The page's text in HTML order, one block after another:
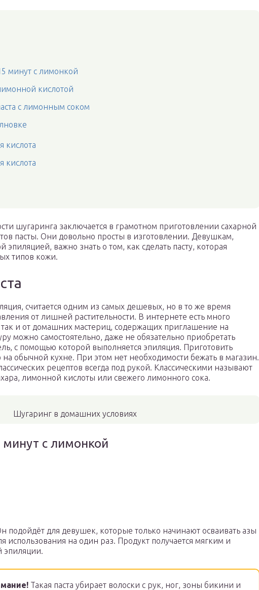
минут с лимонкой
кислотой
с лимонным соком
кислота
кислота
шугаринга заключается в грамотном приготовлении сахарной
пасты. Они довольно просты в изготовлении. Девушкам,
важно знать о том, как сделать пасту, которая
типов кожи.
считается одним из самых дешевых, но в то же время
от лишней растительности. В интернете есть много
так и от домашних мастериц, содержащих приглашение на
можно самостоятельно, даже не обязательно приобретать
с помощью которой выполняется эпиляция. Приготовить
на обычной кухне. При этом нет необходимости бежать в магазин.
рецептов всегда под рукой. Классическими называют
лимонной кислоты или свежего лимонного сока.
Шугаринг в домашних условиях
минут с лимонкой
подойдёт для девушек, которые только начинают осваивать азы
использования на один раз. Продукт получается мягким и
эпиляции.
Такая паста убирает волоски с рук, ног, зоны бикини и